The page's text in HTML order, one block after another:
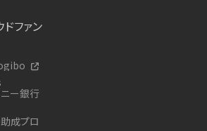
ファン
ー銀行
成プロ